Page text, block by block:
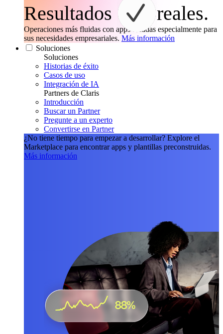
Resultados
reales.
Operaciones más fluidas con apps creadas especialmente para
sus necesidades empresariales. Más información
Soluciones
Soluciones
Historias de éxito
Casos de uso
Integración de IA
Partners de Claris
Introducción
Buscar un Partner
Pregunte a un experto
Convertirse en Partner
¿No tiene tiempo para empezar a desarrollar? Explore el
Marketplace para encontrar apps y plantillas preconstruidas.
Más información